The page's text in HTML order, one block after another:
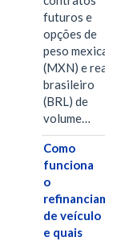
futuros e
opções de
peso mexicano
(MXN) e real
brasileiro
(BRL) de
volume…
Como
funciona
o
de veículo
e quais